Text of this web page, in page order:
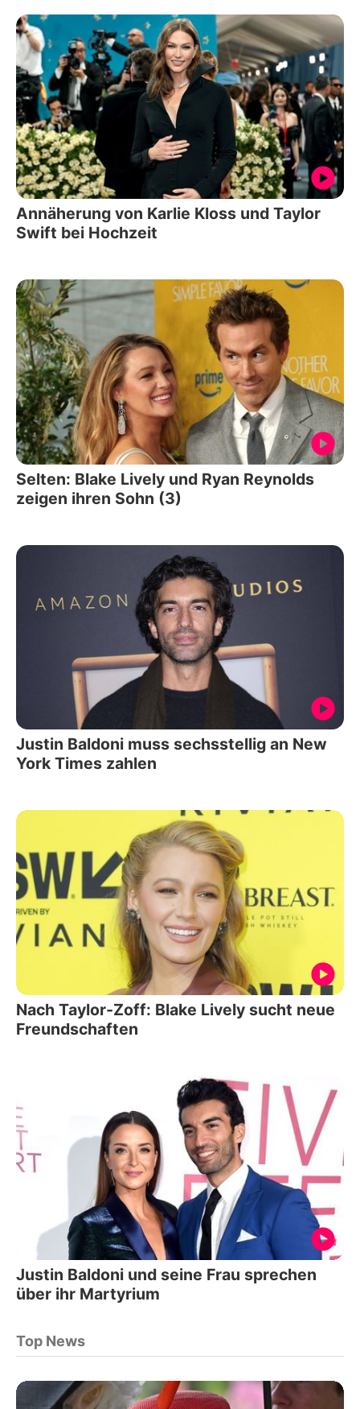
Annäherung von Karlie Kloss und Taylor
Swift bei Hochzeit
Selten: Blake Lively und Ryan Reynolds
zeigen ihren Sohn (3)
Justin Baldoni muss sechsstellig an New
York Times zahlen
Nach Taylor-Zoff: Blake Lively sucht neue
Freundschaften
Justin Baldoni und seine Frau sprechen
über ihr Martyrium
Top News